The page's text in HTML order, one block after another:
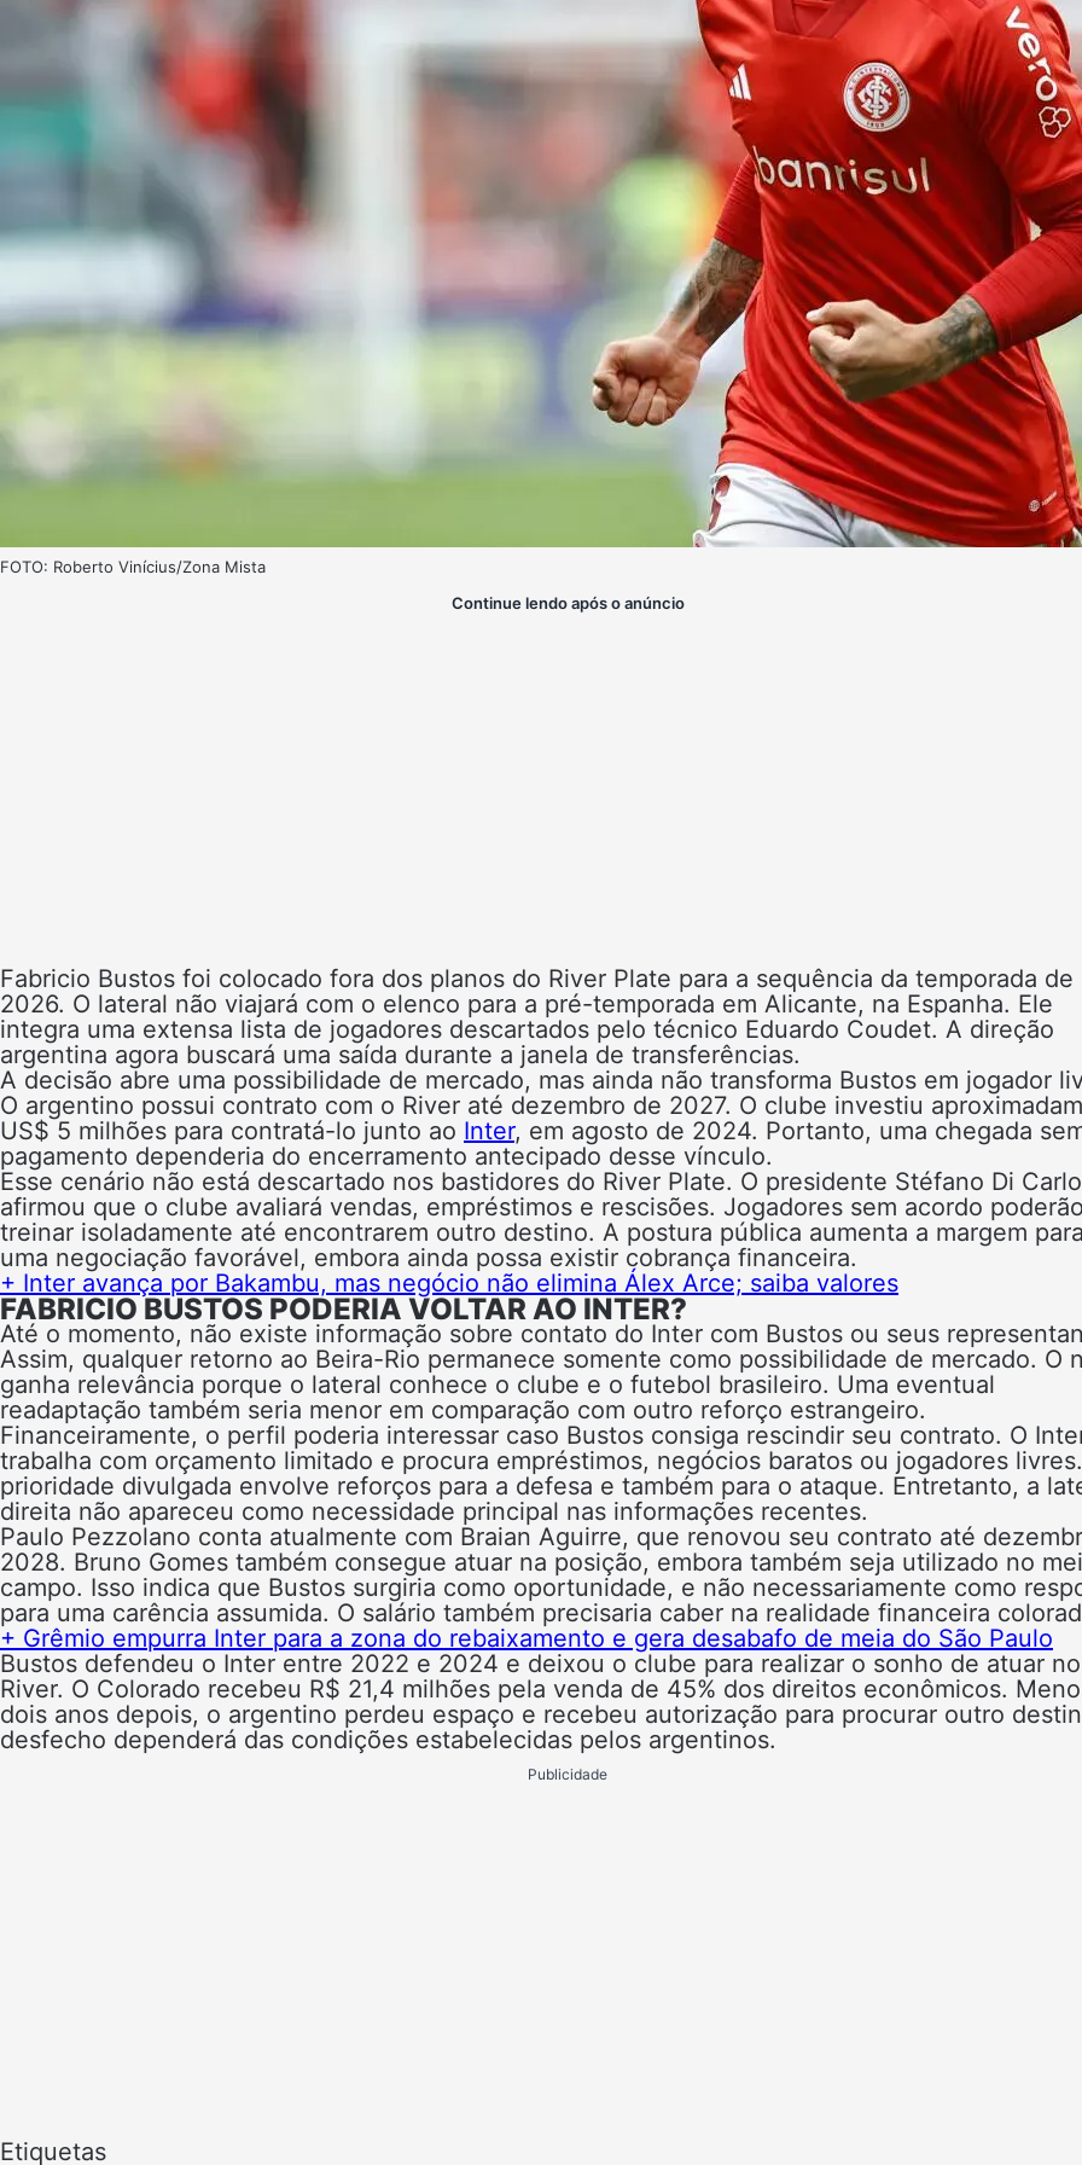
FOTO: Roberto Vinícius/Zona Mista
Continue lendo após o anúncio
Fabricio Bustos foi colocado fora dos planos do River Plate para a sequência da temporada de
2026. O lateral não viajará com o elenco para a pré-temporada em Alicante, na Espanha. Ele
integra uma extensa lista de jogadores descartados pelo técnico Eduardo Coudet. A direção
argentina agora buscará uma saída durante a janela de transferências.
A decisão abre uma possibilidade de mercado, mas ainda não transforma Bustos em jogador
O argentino possui contrato com o River até dezembro de 2027. O clube investiu
US$ 5 milhões para contratá-lo junto ao Inter, em agosto de 2024. Portanto, uma chegada
pagamento dependeria do encerramento antecipado desse vínculo.
Esse cenário não está descartado nos bastidores do River Plate. O presidente Stéfano Di Carlo
afirmou que o clube avaliará vendas, empréstimos e rescisões. Jogadores sem acordo
treinar isoladamente até encontrarem outro destino. A postura pública aumenta a margem
uma negociação favorável, embora ainda possa existir cobrança financeira.
+ Inter avança por Bakambu, mas negócio não elimina Álex Arce; saiba valores
FABRICIO BUSTOS PODERIA VOLTAR AO INTER?
Até o momento, não existe informação sobre contato do Inter com Bustos ou seus
Assim, qualquer retorno ao Beira-Rio permanece somente como possibilidade de mercado. O
ganha relevância porque o lateral conhece o clube e o futebol brasileiro. Uma eventual
readaptação também seria menor em comparação com outro reforço estrangeiro.
Financeiramente, o perfil poderia interessar caso Bustos consiga rescindir seu contrato. O
trabalha com orçamento limitado e procura empréstimos, negócios baratos ou jogadores
prioridade divulgada envolve reforços para a defesa e também para o ataque. Entretanto, a
direita não apareceu como necessidade principal nas informações recentes.
Paulo Pezzolano conta atualmente com Braian Aguirre, que renovou seu contrato até
2028. Bruno Gomes também consegue atuar na posição, embora também seja utilizado no
campo. Isso indica que Bustos surgiria como oportunidade, e não necessariamente como
para uma carência assumida. O salário também precisaria caber na realidade financeira
+ Grêmio empurra Inter para a zona do rebaixamento e gera desabafo de meia do São Paulo
Bustos defendeu o Inter entre 2022 e 2024 e deixou o clube para realizar o sonho de atuar no
River. O Colorado recebeu R$ 21,4 milhões pela venda de 45% dos direitos econômicos.
dois anos depois, o argentino perdeu espaço e recebeu autorização para procurar outro
desfecho dependerá das condições estabelecidas pelos argentinos.
Publicidade
Etiquetas